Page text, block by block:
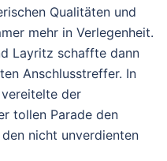
Qualitäten und
mehr in Verlegenheit.
Layritz schaffte dann
Anschlusstreffer. In
der
tollen Parade den
nicht unverdienten